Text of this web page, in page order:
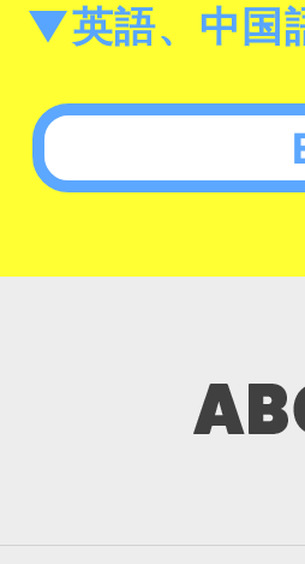
▼英語、中国